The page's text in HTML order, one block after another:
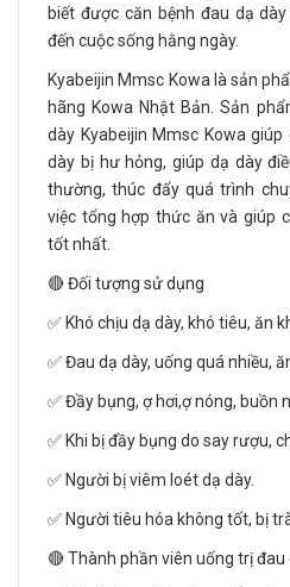
biết được căn bệnh đau dạ
đến cuộc sống hằng ngày.
Kyabeijin Mmsc Kowa là sản
hãng Kowa Nhật Bản. Sản
dày Kyabeijin Mmsc Kowa
dày bị hư hỏng, giúp dạ dày
thường, thúc đẩy quá trình
việc tổng hợp thức ăn và giúp
tốt nhất.
🔴 Đối tượng sử dụng
✅ Khó chịu dạ dày, khó tiêu, ăn
✅ Đau dạ dày, uống quá nhiều,
✅ Đầy bụng, ợ hơi,ợ nóng, buồn
✅ Khi bị đầy bụng do say rượu,
✅ Người bị viêm loét dạ dày.
✅ Người tiêu hóa không tốt, bị
🔴 Thành phần viên uống trị đau